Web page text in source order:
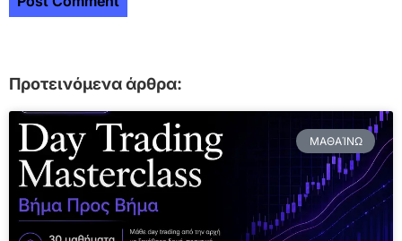
Προτεινόμενα άρθρα:
ΜΑΘΑΊΝΩ